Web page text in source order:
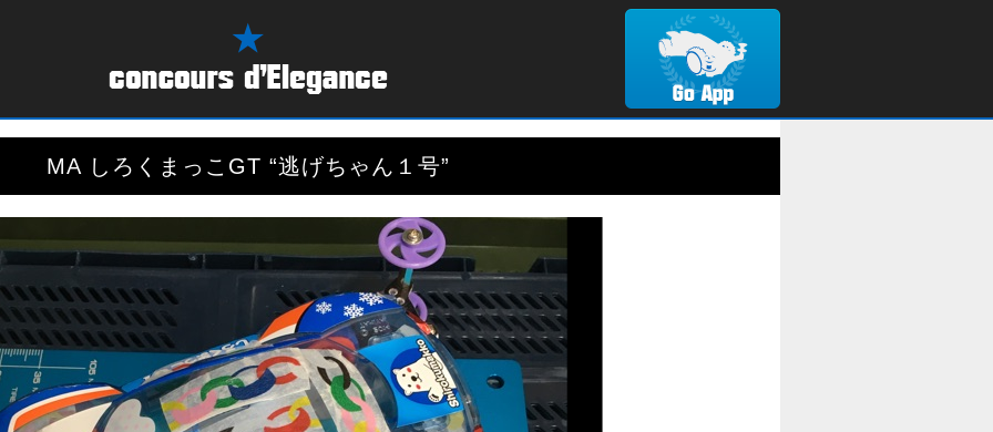
MA しろくまっこGT “逃げちゃん１号”